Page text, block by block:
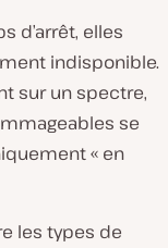
d’arrêt, elles
indisponible.
sur un spectre,
se
« en
les types de